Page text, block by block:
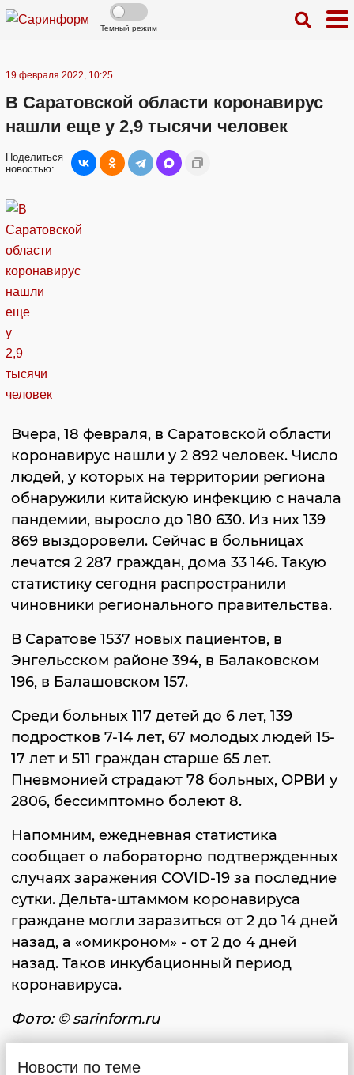
Темный режим
19 февраля 2022, 10:25
В Саратовской области коронавирус
нашли еще у 2,9 тысячи человек
Поделиться
новостью:
Вчера, 18 февраля, в Саратовской области
коронавирус нашли у 2 892 человек. Число
людей, у которых на территории региона
обнаружили китайскую инфекцию с начала
пандемии, выросло до 180 630. Из них 139
869 выздоровели. Сейчас в больницах
лечатся 2 287 граждан, дома 33 146. Такую
статистику сегодня распространили
чиновники регионального правительства.
В Саратове 1537 новых пациентов, в
Энгельсском районе 394, в Балаковском
196, в Балашовском 157.
Среди больных 117 детей до 6 лет, 139
подростков 7-14 лет, 67 молодых людей 15-
17 лет и 511 граждан старше 65 лет.
Пневмонией страдают 78 больных, ОРВИ у
2806, бессимптомно болеют 8.
Напомним, ежедневная статистика
сообщает о лабораторно подтвержденных
случаях заражения COVID-19 за последние
сутки. Дельта-штаммом коронавируса
граждане могли заразиться от 2 до 14 дней
назад, а «омикроном» - от 2 до 4 дней
назад. Таков инкубационный период
коронавируса.
Фото: © sarinform.ru
Новости по теме